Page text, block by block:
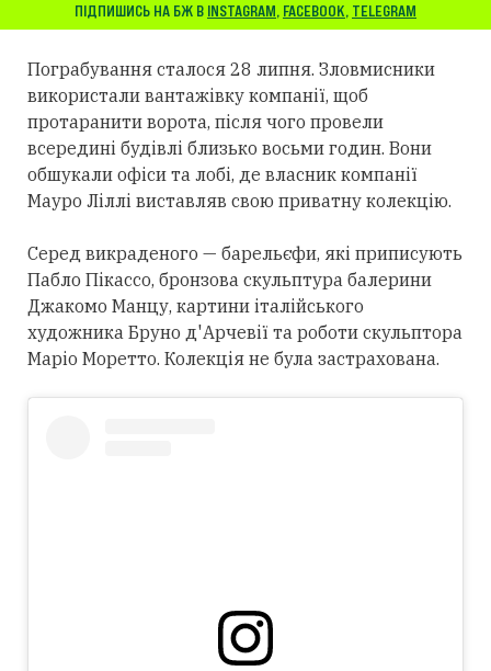
ПІДПИШИСЬ НА БЖ В INSTAGRAM, FACEBOOK, TELEGRAM
Пограбування сталося 28 липня. Зловмисники
використали вантажівку компанії, щоб
протаранити ворота, після чого провели
всередині будівлі близько восьми годин. Вони
обшукали офіси та лобі, де власник компанії
Мауро Ліллі виставляв свою приватну колекцію.
Серед викраденого — барельєфи, які приписують
Пабло Пікассо, бронзова скульптура балерини
Джакомо Манцу, картини італійського
художника Бруно д'Арчевії та роботи скульптора
Маріо Моретто. Колекція не була застрахована.